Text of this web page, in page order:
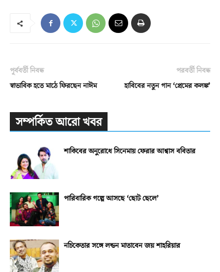
পূর্ববর্তী নিবন্ধ
স্বাভাবিক হতে মাঠে ফিরছেন নাঈম
পরবর্তী নিবন্ধ
হাবিবের নতুন গান ‘প্রেমের কলঙ্ক’
সম্পর্কিত আরো খবর
শাকিবের অনুরোধে সিনেমায় ফেরার আশ্বাস ববিতার
পারিবারিক গল্পে আসছে ‘ছোট ছেলে’
নচিকেতার সঙ্গে লন্ডন মাতাবেন জয় শাহরিয়ার